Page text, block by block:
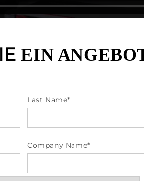
EIN
Last Name*
Company Name*